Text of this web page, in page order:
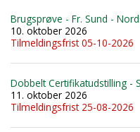
Brugsprøve - Fr. Sund -
10. oktober 2026
Tilmeldingsfrist 05-10-2026
Dobbelt Certifikatudstilling -
11. oktober 2026
Tilmeldingsfrist 25-08-2026